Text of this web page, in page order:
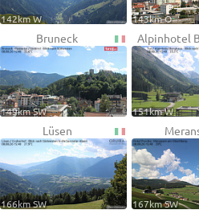
142km W 143km O
Bruneck
149km SW
Alpinhotel
151km W
Lüsen
166km SW 167km SW